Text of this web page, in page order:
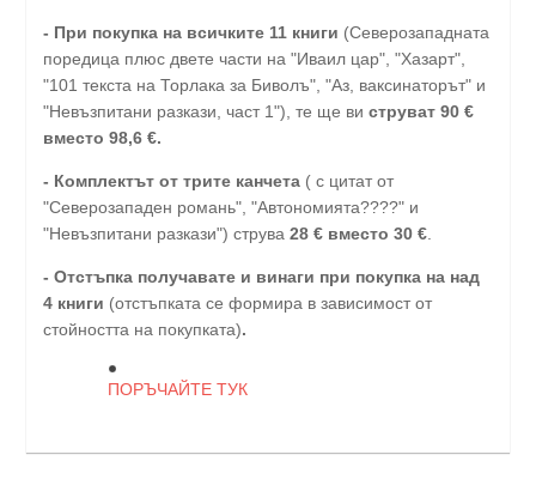
- При покупка на всичките 11 книги (Северозападната
поредица плюс двете части на "Иваил цар", "Хазарт",
"101 текста на Торлака за Биволъ", "Аз, ваксинаторът" и
"Невъзпитани разкази, част 1"), те ще ви струват 90 €
вместо 98,6 €.
- Комплектът от трите канчета ( с цитат от
"Северозападен романь", "Автономията????" и
"Невъзпитани разкази") струва 28 € вместо 30 €
- Отстъпка получавате и винаги при покупка на над
4 книги (отстъпката се формира в зависимост от
стойността на покупката).
ПОРЪЧАЙТЕ ТУК